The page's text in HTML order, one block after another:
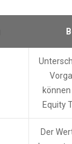
Equity
Der